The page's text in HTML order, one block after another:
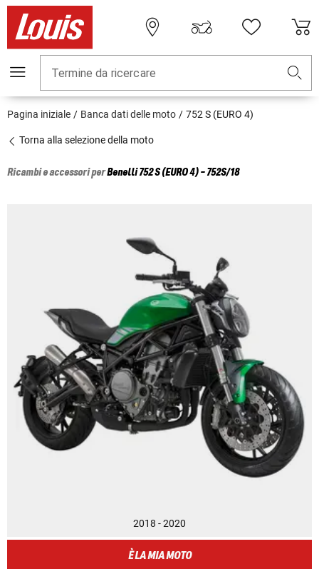
Termine da ricercare
Pagina iniziale Banca dati delle moto 752 S (EURO 4)
Torna alla selezione della moto
Ricambi e accessori perBenelli752 S (EURO 4) - 752S/18
2018 - 2020
È LA MIA MOTO